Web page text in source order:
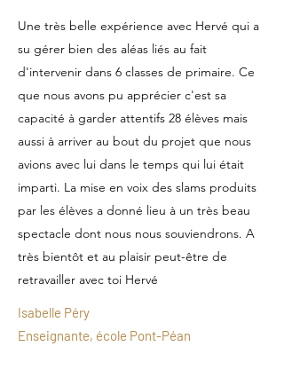
Une très belle expérience avec Hervé qui a
su gérer bien des aléas liés au fait
d'intervenir dans 6 classes de primaire. Ce
que nous avons pu apprécier c'est sa
capacité à garder attentifs 28 élèves mais
aussi à arriver au bout du projet que nous
avions avec lui dans le temps qui lui était
imparti. La mise en voix des slams produits
par les élèves a donné lieu à un très beau
spectacle dont nous nous souviendrons. A
très bientôt et au plaisir peut-être de
retravailler avec toi Hervé
Isabelle Péry
Enseignante, école Pont-Péan